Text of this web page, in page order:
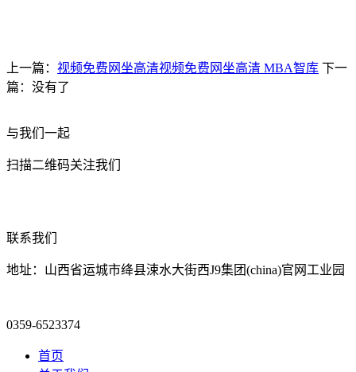
上一篇： 视频免费网坐高清视频免费网坐高清 MBA智库 下一
篇：没有了
与我们一起
扫描二维码关注我们
联系我们
地址：山西省运城市绛县涑水大街西J9集团(china)官网工业园
0359-6523374
首页